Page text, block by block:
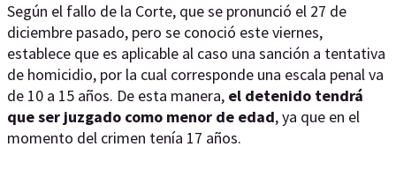
Según el fallo de la Corte, que se pronunció el 27 de
diciembre pasado, pero se conoció este viernes,
establece que es aplicable al caso una sanción a tentativa
de homicidio, por la cual corresponde una escala penal va
de 10 a 15 años. De esta manera, el detenido tendrá
que ser juzgado como menor de edad, ya que en el
momento del crimen tenía 17 años.